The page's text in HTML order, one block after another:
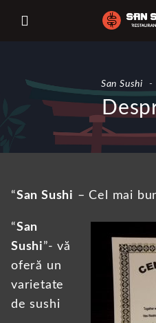
San Sushi -
“San Sushi – Cel mai
“San
Sushi”- vă
oferă un
varietate
de sushi